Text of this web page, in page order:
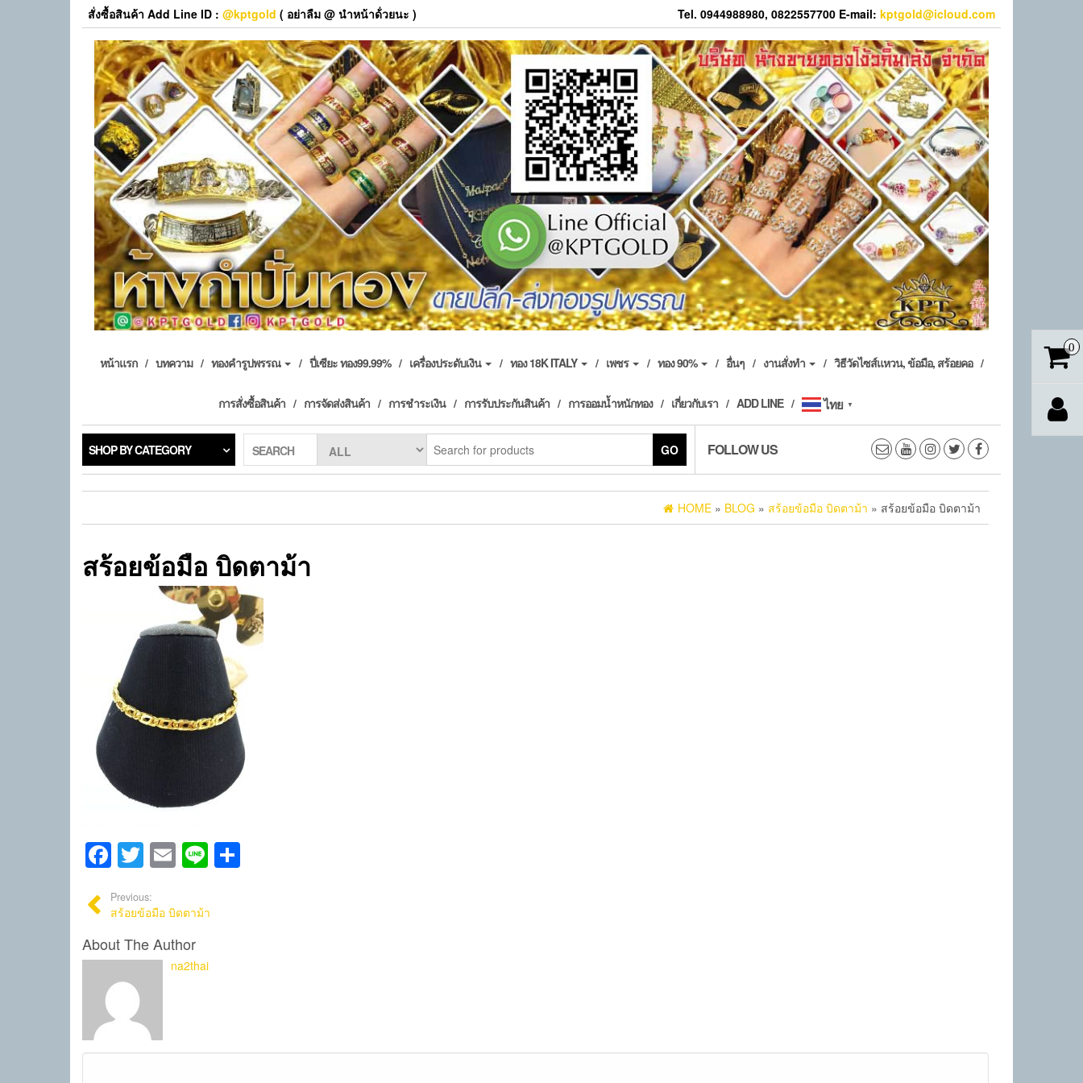
สั่งซื้อสินค้า Add Line ID : @kptgold ( อย่าลืม @ นำหน้าด้่วยนะ ) Tel. 0944988980, 0822557700 E-mail: kptgold@icloud.com
หน้าแรก บทความ ทองคำรูปพรรณ ปี่เซียะ ทอง99.99% เครื่องประดับเงิน ทอง 18K ITALY เพชร ทอง 90% อื่นๆ งานสั่งทำ วิธีวัดไซส์แหวน, ข้อมือ, สร้อยคอ
การสั่งซื้อสินค้า การจัดส่งสินค้า การชำระเงิน การรับประกันสินค้า การออมน้ำหนักทอง เกี่ยวกับเรา ADD LINE ไทย ▼
SHOP BY CATEGORY SEARCH GO FOLLOW US
HOME » BLOG » สร้อยข้อมือ บิดตาม้า » สร้อยข้อมือ บิดตาม้า
สร้อยข้อมือ บิดตาม้า
Facebook
Twitter
Email
Line
Previous:
สร้อยข้อมือ บิดตาม้า
About The Author
na2thai
0